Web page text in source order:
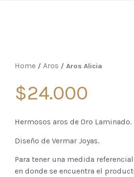
Home / Aros / Aros Alicia
$24.000
Hermosos aros de Oro Laminado.
Diseño de Vermar Joyas.
Para tener una medida
en donde se encuentra el